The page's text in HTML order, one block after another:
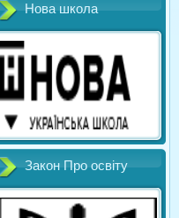
Нова школа
Закон Про освіту